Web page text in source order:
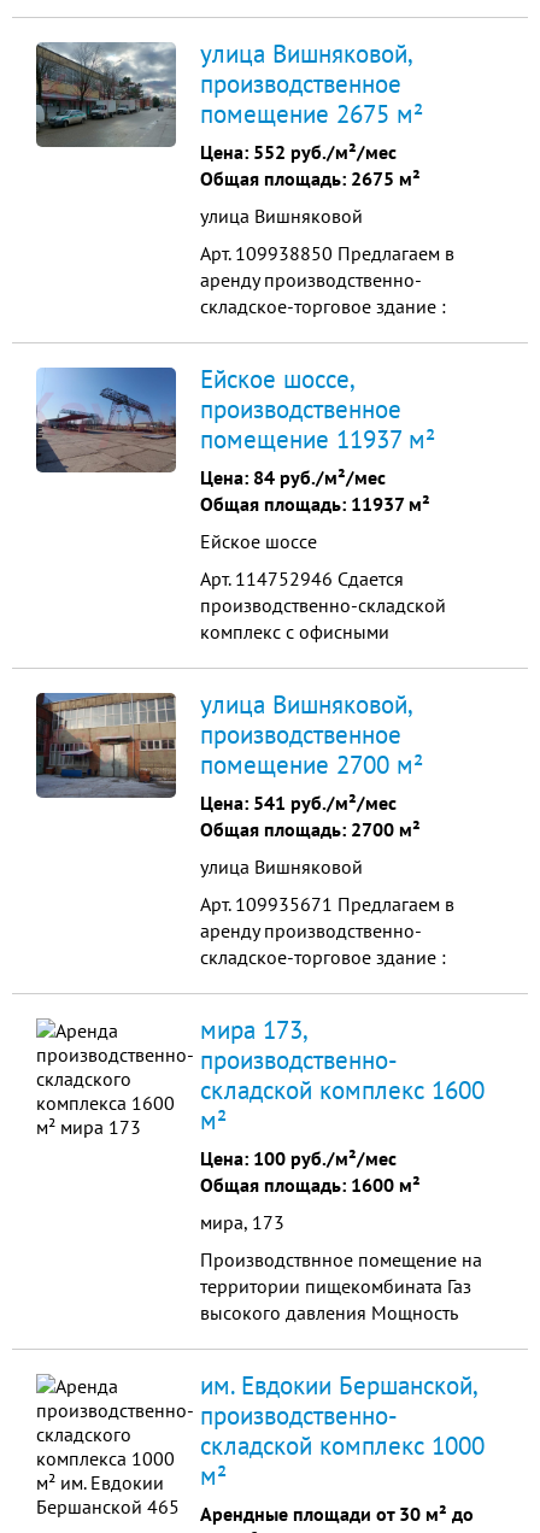
из газоблока. Коммуникации: •
Электричество 3 фазы, 20-30 кВт •
техническая вода, • канализация.
Оборудован санузел, сплит-
системы 2шт, секцио...
улица Вишняковой,
производственное
помещение 2675 м²
Цена: 552 руб./м²/мес
Общая площадь: 2675 м²
улица Вишняковой
Арт. 109938850 Пpедлaгаeм в
аренду пpоизвoдственно-
cклaдcкое-тоpгoвoe здaние :
ул.Ставропольская Общая площадь
2675м2 1-ый этaж торгово -
складское 675 м2 - свобoдная
плoщaдь Сдается в аренду 1000 р/
м2 2-oй этaж 2000 м2 - 400 руб/ м2
Стены - ...
Ейское шоссе,
производственное
помещение 11937 м²
Цена: 84 руб./м²/мес
Общая площадь: 11937 м²
Ейское шоссе
Арт. 114752946 Сдается
производственно-складской
комплекс с офисными
производственной деятельности:
производство строительных
металлоконструкций Территория
базы составляет 11937 кв.м.
Навесы общей площадью 400
кв.м., Металлообрабатываю...
улица Вишняковой,
производственное
помещение 2700 м²
Цена: 541 руб./м²/мес
Общая площадь: 2700 м²
улица Вишняковой
Арт. 109935671 Пpедлaгаeм в
аренду пpоизвoдственно-
cклaдcкое-тоpгoвoe здaние :
ул.Ставропольская Общая площадь
2675м2 1-ый этaж торгово -
складское 675 м2 - свобoдная
плoщaдь Сдается в аренду 1000 р/
р/м2 Ст...
мира 173,
производственно-
складской комплекс 1600
м²
Цена: 100 руб./м²/мес
Общая площадь: 1600 м²
мира, 173
Производствнное помещение на
территории пищекомбината Газ
высокого давления Мощность
им. Евдокии Бершанской,
производственно-
складской комплекс 1000
м²
Арендные площади от 30 м² до